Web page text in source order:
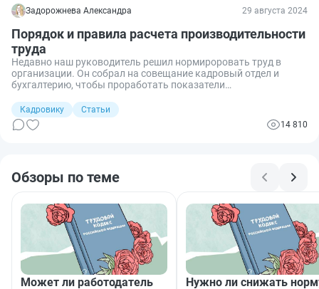
Задорожнева Александра 29 августа 2024
Порядок и правила расчета производительности
труда
Недавно наш руководитель решил нормироровать труд в
организации. Он собрал на совещание кадровый отдел и
бухгалтерию, чтобы проработать показатели
Вместе мы изучили правила и способы расчета
проиводительности и выбрали метод, который подходит
именно нам. Расскажу, как мы к этому пришли.
Кадровику
Статьи
14 810
Обзоры по теме
Может ли работодатель
Нужно ли снижать